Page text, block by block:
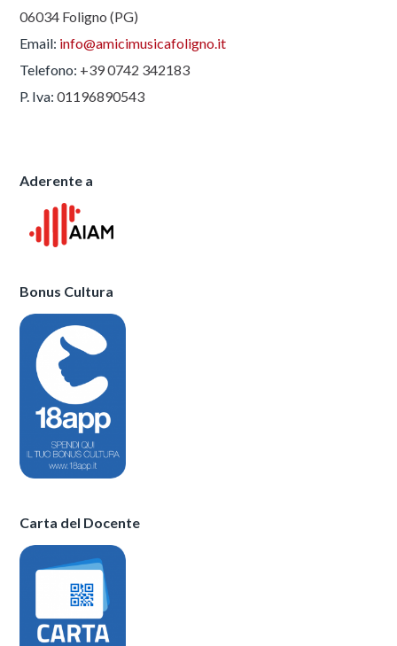
06034 Foligno (PG)
Email: info@amicimusicafoligno.it
Telefono: +39 0742 342183
P. Iva: 01196890543
Aderente a
Bonus Cultura
Carta del Docente